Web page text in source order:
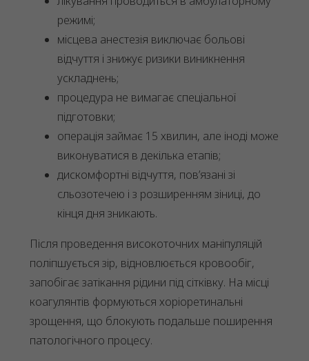
режимі;
місцева анестезія виключає больові
відчуття і знижує ризики виникнення
ускладнень;
процедура не вимагає спеціальної
підготовки;
операція займає 15 хвилин, але іноді може
виконуватися в декілька етапів;
дискомфортні відчуття, пов’язані зі
сльозотечею і з розширенням зіниці, до
кінця дня зникають.
Після проведення високоточних маніпуляцій
поліпшується зір, відновлюється кровообіг,
запобігає затікання рідини під сітківку. На місці
коагулянтів формуються хоріоретинальні
зрощення, що блокують подальше поширення
патологічного процесу.